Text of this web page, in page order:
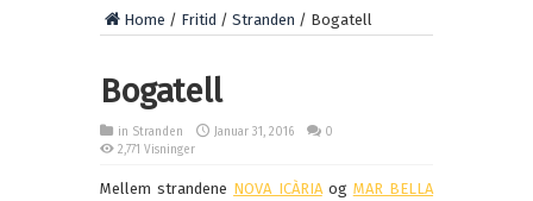
Home / Fritid / Stranden / Bogatell
Bogatell
in Stranden Januar 31, 2016
0
2,771 Visninger
Mellem strandene NOVA ICÀRIAog MAR BELLA